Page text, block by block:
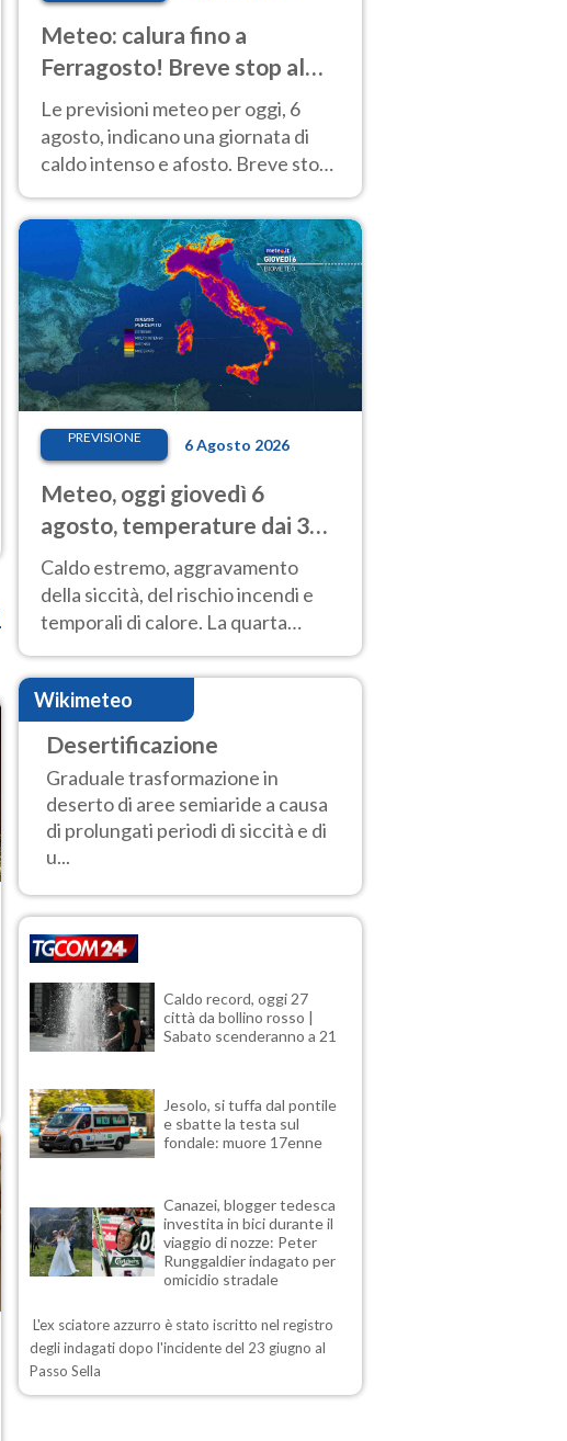
Meteo: calura fino a
Ferragosto! Breve stop al
Nord tra 7 e 9 agosto
Le previsioni meteo per oggi, 6
agosto, indicano una giornata di
caldo intenso e afosto. Breve stop
Nord.
PREVISIONE 6 Agosto 2026
Meteo, oggi giovedì 6
agosto, temperature dai 33
ai 40 gradi
Caldo estremo, aggravamento
della siccità, del rischio incendi e
temporali di calore. La quarta
intensa ondata di calore non dà
tregua e durerà fino Ferragosto
Wikimeteo
Desertificazione
Graduale trasformazione in
deserto di aree semiaride a causa
di prolungati periodi di siccità e di
u...
Caldo record, oggi 27
città da bollino rosso |
Sabato scenderanno a 21
Jesolo, si tuffa dal pontile
e sbatte la testa sul
fondale: muore 17enne
Canazei, blogger tedesca
investita in bici durante il
viaggio di nozze: Peter
Runggaldier indagato per
omicidio stradale
L'ex sciatore azzurro è stato iscritto nel registro
degli indagati dopo l'incidente del 23 giugno al
Passo Sella